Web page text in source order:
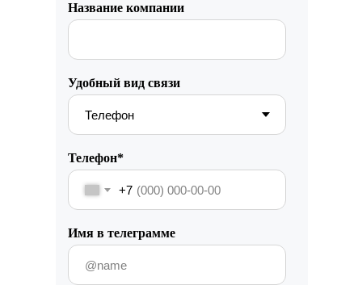
Название компании
Удобный вид связи
Телефон*
+7
Имя в телеграмме